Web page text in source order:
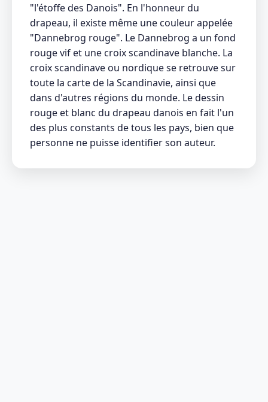
"l'étoffe des Danois". En l'honneur du
drapeau, il existe même une couleur appelée
"Dannebrog rouge". Le Dannebrog a un fond
rouge vif et une croix scandinave blanche. La
croix scandinave ou nordique se retrouve sur
toute la carte de la Scandinavie, ainsi que
dans d'autres régions du monde. Le dessin
rouge et blanc du drapeau danois en fait l'un
des plus constants de tous les pays, bien que
personne ne puisse identifier son auteur.